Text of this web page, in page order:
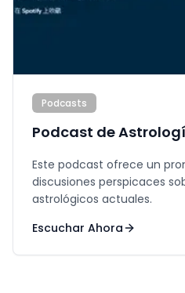
Podcasts
Podcast de
Este podcast ofrece un
discusiones perspicaces
astrológicos actuales.
Escuchar Ahora